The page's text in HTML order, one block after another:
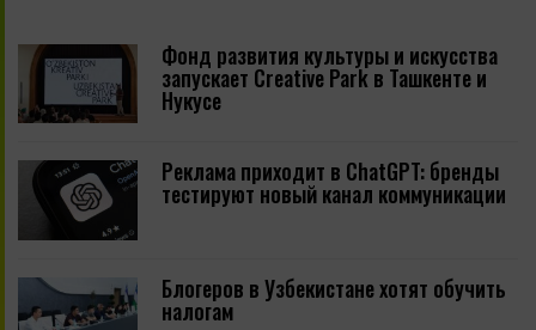
Фонд развития культуры и искусства
запускает Creative Park в Ташкенте и
Нукусе
Реклама приходит в ChatGPT: бренды
тестируют новый канал коммуникации
Блогеров в Узбекистане хотят обучить
налогам